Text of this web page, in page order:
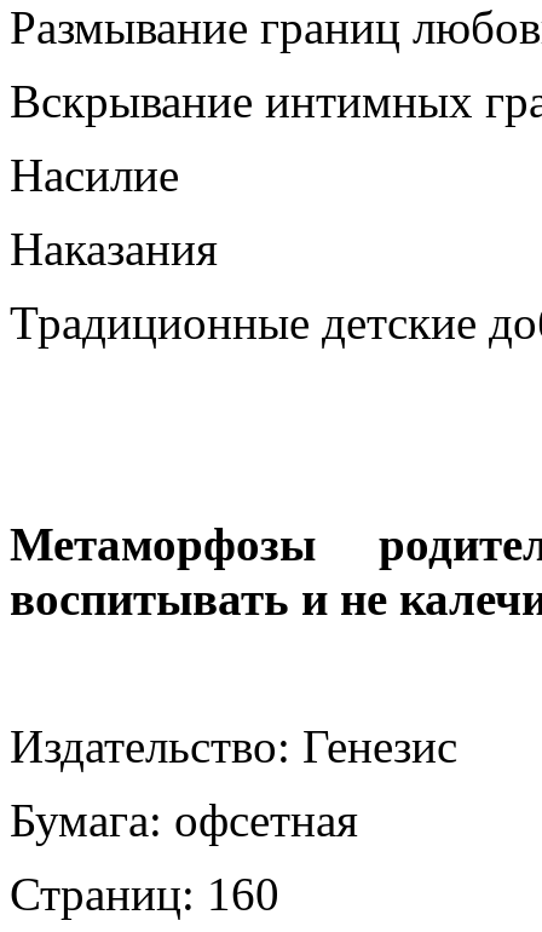
Размывание границ
Вскрывание интимных
Насилие
Наказания
Традиционные детские
Метаморфозы
воспитывать и не
Издательство: Генезис
Бумага: офсетная
Страниц: 160